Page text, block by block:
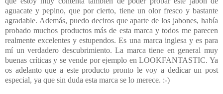
aguacate y pepino, que por cierto, tiene un olor fresco y bastante
agradable. Además, puedo deciros que aparte de los jabones, había
probado muchos productos más de esta marca y todos me parecen
realmente excelentes y estupendos. Es una marca inglesa y es para
mí un verdadero descubrimiento. La marca tiene en general muy
buenas críticas y se vende por ejemplo en LOOKFANTASTIC. Ya
os adelanto que a este producto pronto le voy a dedicar un post
especial, ya que sin duda esta marca se lo merece. :-)